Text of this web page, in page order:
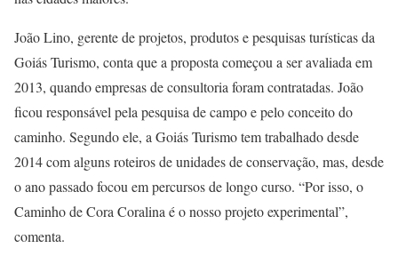
João Lino, gerente de projetos, produtos e pesquisas turísticas da
Goiás Turismo, conta que a proposta começou a ser avaliada em
2013, quando empresas de consultoria foram contratadas. João
ficou responsável pela pesquisa de campo e pelo conceito do
caminho. Segundo ele, a Goiás Turismo tem trabalhado desde
2014 com alguns roteiros de unidades de conservação, mas, desde
o ano passado focou em percursos de longo curso. “Por isso, o
Caminho de Cora Coralina é o nosso projeto experimental”,
comenta.